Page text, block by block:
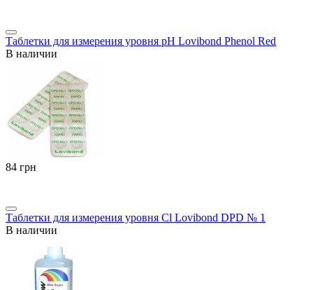
Таблетки для измерения уровня pH Lovibond Phenol Red
В наличии
‍84‍ грн
Таблетки для измерения уровня Cl Lovibond DPD № 1
В наличии